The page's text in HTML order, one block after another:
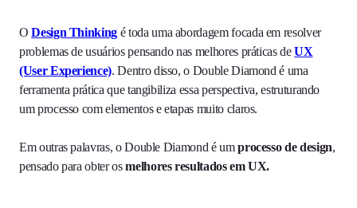
ODesign Thinking é toda uma abordagem focada em resolver
problemas de usuários pensando nas melhores práticas deUX
(User Experience). Dentro disso, o Double Diamond é uma
ferramenta prática que tangibiliza essa perspectiva, estruturando
um processo com elementos e etapas muito claros.
Em outras palavras, o Double Diamond é umprocesso de design,
pensado para obter osmelhores resultados em UX.